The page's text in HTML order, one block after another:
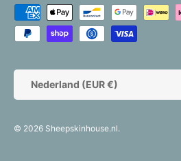
Geaccepteerde betaalmethoden
Nederland (EUR €)
© 2026 Sheepskinhouse.nl.